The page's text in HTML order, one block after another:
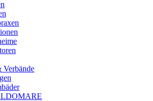
Verbände